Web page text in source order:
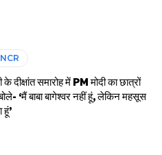
दीक्षांत समारोह में PM मोदी का छात्रों
‘मैं बाबा बागेश्वर नहीं हूं, लेकिन महसूस